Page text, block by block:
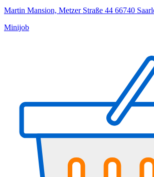
Martin Mansion, Metzer Straße 44 66740
Minijob